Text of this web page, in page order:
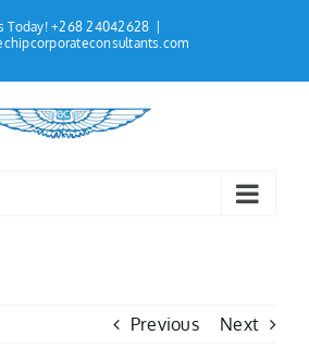
Today! +268 24042628
Previous Next